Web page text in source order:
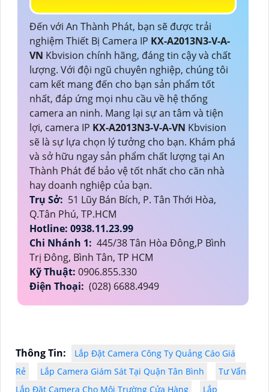
Đến với An Thành Phát, bạn sẽ được trải
nghiệm Thiết Bị Camera IP KX-A2013N3-V-A-
VN Kbvision chính hãng, đáng tin cậy và chất
lượng. Với đội ngũ chuyên nghiệp, chúng tôi
cam kết mang đến cho bạn sản phẩm tốt
nhất, đáp ứng mọi nhu cầu về hệ thống
camera an ninh. Mang lại sự an tâm và tiện
lợi, camera IP KX-A2013N3-V-A-VN Kbvision
sẽ là sự lựa chọn lý tưởng cho bạn. Khám phá
và sở hữu ngay sản phẩm chất lượng tại An
Thành Phát để bảo vệ tốt nhất cho căn nhà
hay doanh nghiệp của bạn.
Trụ Sở: 51 Lũy Bán Bích, P. Tân Thới Hòa,
Q.Tân Phú, TP.HCM
Hotline: 0938.11.23.99
Chi Nhánh 1: 445/38 Tân Hòa Đông,P Bình
Trị Đông, Bình Tân, TP HCM
Kỹ Thuật: 0906.855.330
Điện Thoại: (028) 6688.4949
Thông Tin:
Lắp Đặt Camera Công Ty Quảng Cáo Giá
Rẻ
Lắp Camera Giám Sát Tại Quận Tân Bình
Tư Vấn
Lắp Đặt Camera Cho Môi Trường Cửa Hàng
Lắp